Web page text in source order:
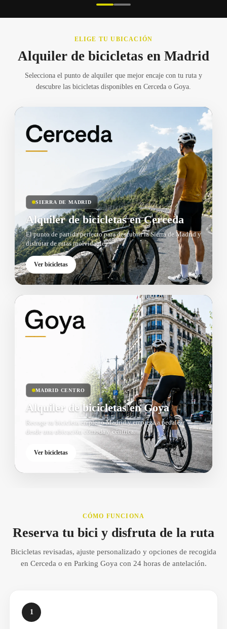
ELIGE TU UBICACIÓN
Alquiler de bicicletas en Madrid
Selecciona el punto de alquiler que mejor encaje con tu ruta y
descubre las bicicletas disponibles en Cerceda o Goya.
SIERRA DE MADRID
Alquiler de bicicletas en Cerceda
El punto de partida perfecto para descubrir la Sierra de Madrid y
disfrutar de rutas inolvidables.
Ver bicicletas
MADRID CENTRO
Alquiler de bicicletas en Goya
Recoge tu bicicleta en pleno Madrid y empieza a pedalear
desde una ubicación cómoda y céntrica.
Ver bicicletas
CÓMO FUNCIONA
Reserva tu bici y disfruta de la ruta
Bicicletas revisadas, ajuste personalizado y opciones de recogida
en Cerceda o en Parking Goya con 24 horas de antelación.
1